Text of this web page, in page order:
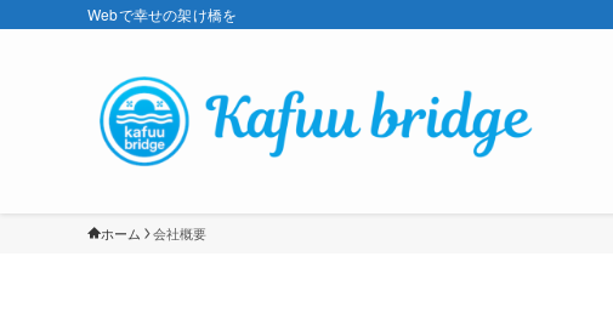
Webで幸せの架け橋を
ホーム 会社概要